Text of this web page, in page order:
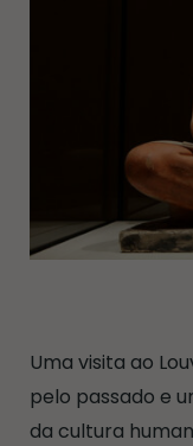
Uma visita ao
pelo passado e
da cultura